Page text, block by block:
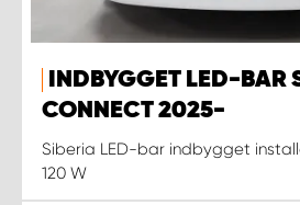
INDBYGGET LED-BAR
CONNECT 2025-
Siberia LED-bar indbygget
120 W